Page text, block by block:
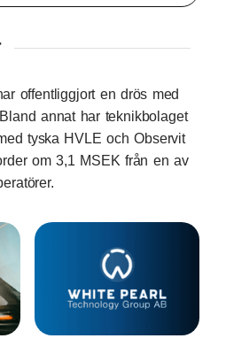
offentliggjort en drös med
annat har teknikbolaget
tyska HVLE och Observit
om 3,1 MSEK från en av